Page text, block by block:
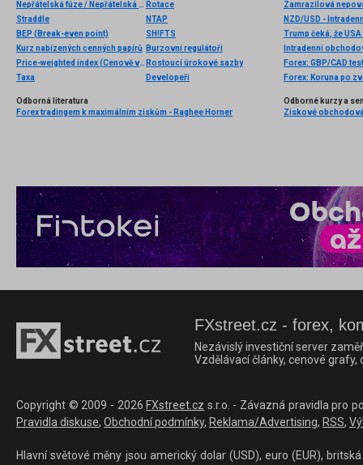
Nepřátelská fúze / Nepřátelská nabídka na převzetí firmy
Straddle
BEP (Break-even point)
Kurz nabízených cenných papírů
Price-weighted index (Cenově vážený index)
Taxa
Rotace
NTAP
SH!FTS
Burzovní regulátoři
Rostoucí úrokové sazby
Developeři
Zamrazilová
NZD/USD -
Intradenní
Forex: GBP/CAD
Forex: Koruna po
Odborná literatura
Forex tradingem k maximálním ziskům - Raghee Horner
Odborné kurzy a
FXstreet.cz - forex,
Nezávislý investiční server
Vzdělávací články, cenové
Copyright © 2009 - 2026 FXstreet.cz s.r.o. - Závazná pravidla pro
Pravidla diskuse, Obchodní podmínky, Reklama/Advertising, RSS,
Hlavní světové měny jsou americký dolar (USD), euro (EUR),